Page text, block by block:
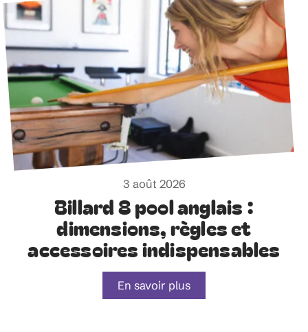
3 août 2026
Billard 8 pool anglais :
dimensions, règles et
accessoires indispensables
En savoir plus